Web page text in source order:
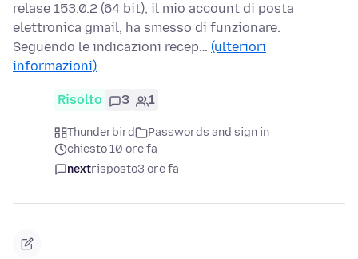
relase 153.0.2 (64 bit), il mio account di posta
elettronica gmail, ha smesso di funzionare.
Seguendo le indicazioni recep… (ulteriori
informazioni)
Risolto 3 1
Thunderbird
Passwords and sign in
chiesto 10 ore fa
nextrisposto3 ore fa